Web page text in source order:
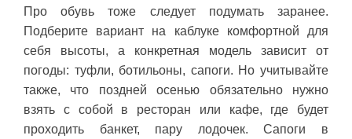
Про обувь тоже следует подумать заранее.
Подберите вариант на каблуке комфортной для
себя высоты, а конкретная модель зависит от
погоды: туфли, ботильоны, сапоги. Но учитывайте
также, что поздней осенью обязательно нужно
взять с собой в ресторан или кафе, где будет
проходить банкет, пару лодочек. Сапоги в